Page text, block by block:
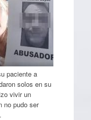
paciente a
solos en su
vivir un
no pudo ser